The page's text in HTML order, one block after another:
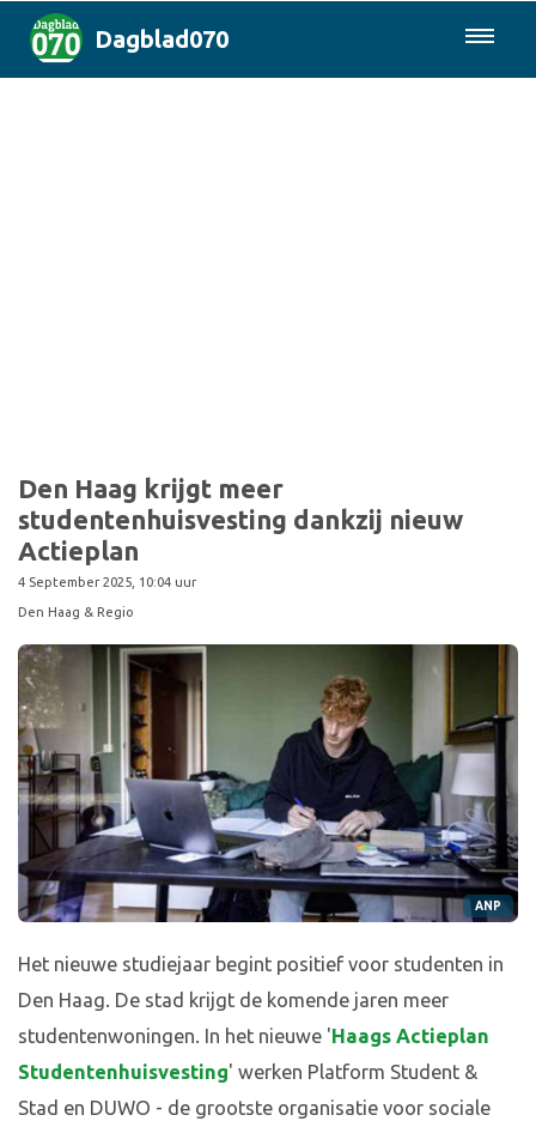
Dagblad070
Den Haag krijgt meer
studentenhuisvesting dankzij nieuw
Actieplan
4 September 2025, 10:04 uur
Den Haag & Regio
ANP
Het nieuwe studiejaar begint positief voor studenten in
Den Haag. De stad krijgt de komende jaren meer
studentenwoningen. In het nieuwe 'Haags Actieplan
Studentenhuisvesting' werken Platform Student &
Stad en DUWO - de grootste organisatie voor sociale